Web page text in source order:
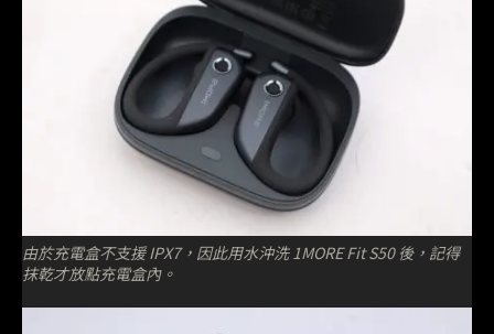
由於充電盒不支援 IPX7，因此用水沖洗 1MORE Fit S50 後，記得
抹乾才放點充電盒內。